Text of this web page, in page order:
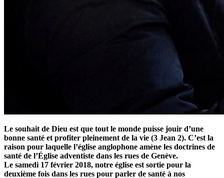
Le souhait de Dieu est que tout le monde puisse jouir d’une
bonne santé et profiter pleinement de la vie (3 Jean 2). C’est la
raison pour laquelle l’église anglophone amène les doctrines de
santé de l’Église adventiste dans les rues de Genève.
Le samedi 17 février 2018, notre église est sortie pour la
deuxième fois dans les rues pour parler de santé à nos